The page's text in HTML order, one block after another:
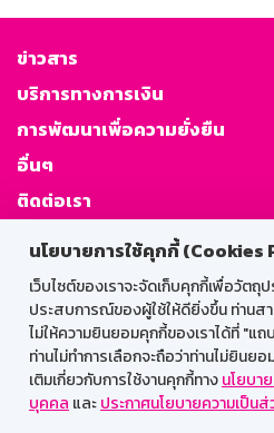
นโยบายการใช้คุกกี้ (Cookies
เว็บไซต์ของเราจะจัดเก็บคุกกี้เพื่อวัต
ประสบการณ์ของผู้ใช้ให้ดียิ่งขึ้น ท่านส
ไม่ให้ความยินยอมคุกกี้ของเราได้ที่ "แ
ท่านไม่ทำการเลือกจะถือว่าท่านไม่ยิน
เติมเกี่ยวกับการใช้งานคุกกี้ทางนโยบา
บุคคล และประกาศนโยบายความเป็น
ข่าวสาร
บริการทางการเงิน
การพัฒนาเพื่อความยั่งยืน
อื่นๆ
ติดต่อเรา
GSB
สำหรับพนั
Web HR
GSB